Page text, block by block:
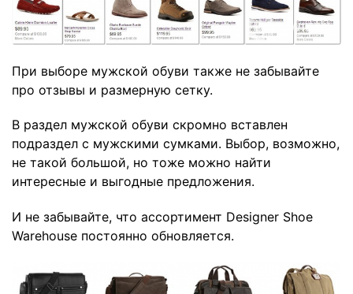
При выборе мужской обуви также не забывайте
про отзывы и размерную сетку.
В раздел мужской обуви скромно вставлен
подраздел с мужскими сумками. Выбор, возможно,
не такой большой, но тоже можно найти
интересные и выгодные предложения.
И не забывайте, что ассортимент Designer Shoe
Warehouse постоянно обновляется.